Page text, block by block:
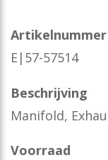
Artikelnummer
E|57-57514
Beschrijving
Manifold,
Voorraad